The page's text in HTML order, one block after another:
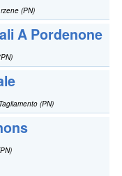
(PN)
A Pordenone
(PN)